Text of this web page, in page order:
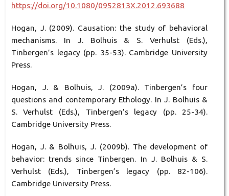
https://doi.org/10.1080/0952813X.2012.693688
Hogan, J. (2009). Causation: the study of behavioral
mechanisms. In J. Bolhuis & S. Verhulst (Eds.),
Tinbergen’s legacy (pp. 35-53). Cambridge University
Press.
Hogan, J. & Bolhuis, J. (2009a). Tinbergen’s four
questions and contemporary Ethology. In J. Bolhuis &
S. Verhulst (Eds.), Tinbergen’s legacy (pp. 25-34).
Cambridge University Press.
Hogan, J. & Bolhuis, J. (2009b). The development of
behavior: trends since Tinbergen. In J. Bolhuis & S.
Verhulst (Eds.), Tinbergen’s legacy (pp. 82-106).
Cambridge University Press.